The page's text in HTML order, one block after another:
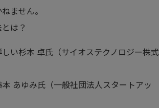
ません。
は？
い杉本 卓氏（サイオステクノロジー株式
あゆみ氏（一般社団法人スタートアッ